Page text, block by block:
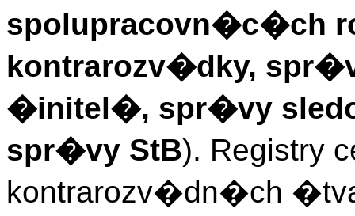
spolupracovn�c�ch
kontrarozv�dky,
�initel�, spr�vy
spr�vy StB). Registry
kontrarozv�dn�ch